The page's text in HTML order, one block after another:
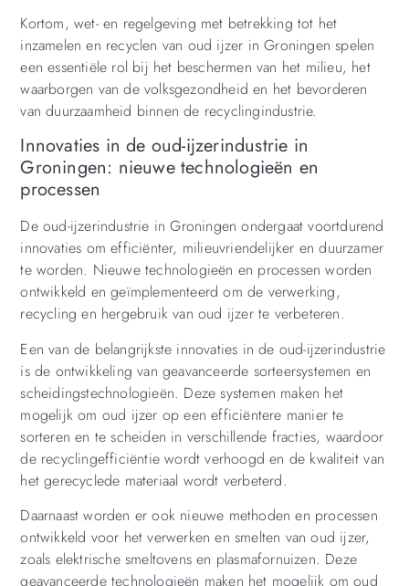
Kortom, wet- en regelgeving met betrekking tot het
inzamelen en recyclen van oud ijzer in Groningen spelen
een essentiële rol bij het beschermen van het milieu, het
waarborgen van de volksgezondheid en het bevorderen
van duurzaamheid binnen de recyclingindustrie.
Innovaties in de oud-ijzerindustrie in
Groningen: nieuwe technologieën en
processen
De oud-ijzerindustrie in Groningen ondergaat voortdurend
innovaties om efficiënter, milieuvriendelijker en duurzamer
te worden. Nieuwe technologieën en processen worden
ontwikkeld en geïmplementeerd om de verwerking,
recycling en hergebruik van oud ijzer te verbeteren.
Een van de belangrijkste innovaties in de oud-ijzerindustrie
is de ontwikkeling van geavanceerde sorteersystemen en
scheidingstechnologieën. Deze systemen maken het
mogelijk om oud ijzer op een efficiëntere manier te
sorteren en te scheiden in verschillende fracties, waardoor
de recyclingefficiëntie wordt verhoogd en de kwaliteit van
het gerecyclede materiaal wordt verbeterd.
Daarnaast worden er ook nieuwe methoden en processen
ontwikkeld voor het verwerken en smelten van oud ijzer,
zoals elektrische smeltovens en plasmafornuizen. Deze
geavanceerde technologieën maken het mogelijk om oud